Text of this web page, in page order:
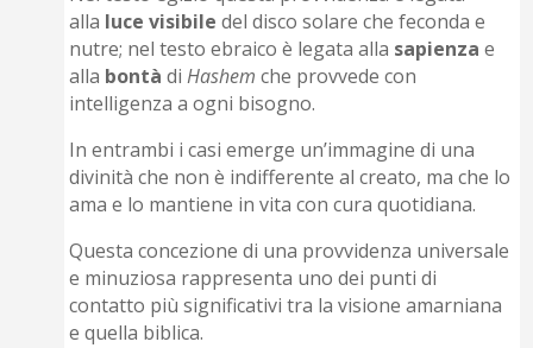
alla luce visibile del disco solare che feconda e
nutre; nel testo ebraico è legata alla sapienza e
alla bontà diHashem che provvede con
intelligenza a ogni bisogno.
In entrambi i casi emerge un’immagine di una
divinità che non è indifferente al creato, ma che lo
ama e lo mantiene in vita con cura quotidiana.
Questa concezione di una provvidenza universale
e minuziosa rappresenta uno dei punti di
contatto più significativi tra la visione amarniana
e quella biblica.